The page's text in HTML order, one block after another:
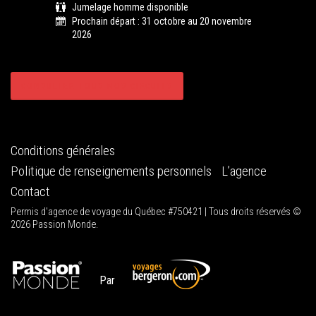
Jumelage homme disponible
Prochain départ : 31 octobre au 20 novembre
2026
Conditions générales
Politique de renseignements personnels
L’agence
Contact
Permis d'agence de voyage du Québec #750421 | Tous droits réservés ©
2026 Passion Monde.
Par